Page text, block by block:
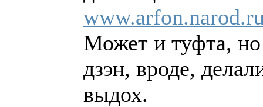
Может и туфта, но
дзэн, вроде,
выдох.